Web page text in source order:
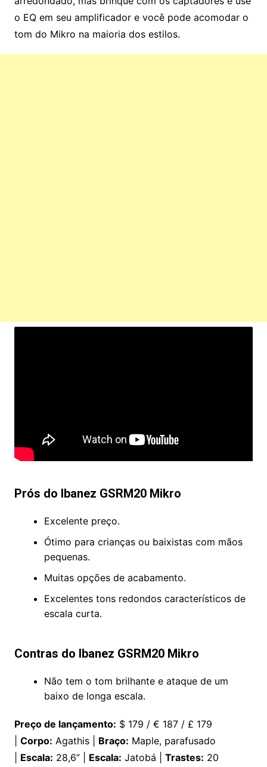
o EQ em seu amplificador e você pode acomodar o
tom do Mikro na maioria dos estilos.
Prós do Ibanez GSRM20 Mikro
Excelente preço.
Ótimo para crianças ou baixistas com mãos
pequenas.
Muitas opções de acabamento.
Excelentes tons redondos característicos de
escala curta.
Contras do Ibanez GSRM20 Mikro
Não tem o tom brilhante e ataque de um
baixo de longa escala.
Preço de lançamento: $ 179 / € 187 / £ 179
Corpo: Agathis | Braço: Maple, parafusado
Escala: 28,6” | Escala: Jatobá | Trastes: 20